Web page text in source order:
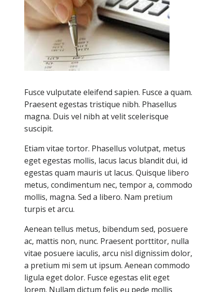
Fusce vulputate eleifend sapien. Fusce a quam.
Praesent egestas tristique nibh. Phasellus
magna. Duis vel nibh at velit scelerisque
suscipit.
Etiam vitae tortor. Phasellus volutpat, metus
eget egestas mollis, lacus lacus blandit dui, id
egestas quam mauris ut lacus. Quisque libero
metus, condimentum nec, tempor a, commodo
mollis, magna. Sed a libero. Nam pretium
turpis et arcu.
Aenean tellus metus, bibendum sed, posuere
ac, mattis non, nunc. Praesent porttitor, nulla
vitae posuere iaculis, arcu nisl dignissim dolor,
a pretium mi sem ut ipsum. Aenean commodo
ligula eget dolor. Fusce egestas elit eget
lorem. Nullam dictum felis eu pede mollis